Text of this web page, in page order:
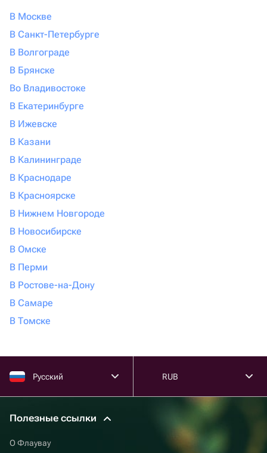
В Москве
В Санкт-Петербурге
В Волгограде
В Брянске
Во Владивостоке
В Екатеринбурге
В Ижевске
В Казани
В Калининграде
В Краснодаре
В Красноярске
В Нижнем Новгороде
В Новосибирске
В Омске
В Перми
В Ростове-на-Дону
В Самаре
В Томске
Русский RUB
Полезные ссылки
О Флаувау